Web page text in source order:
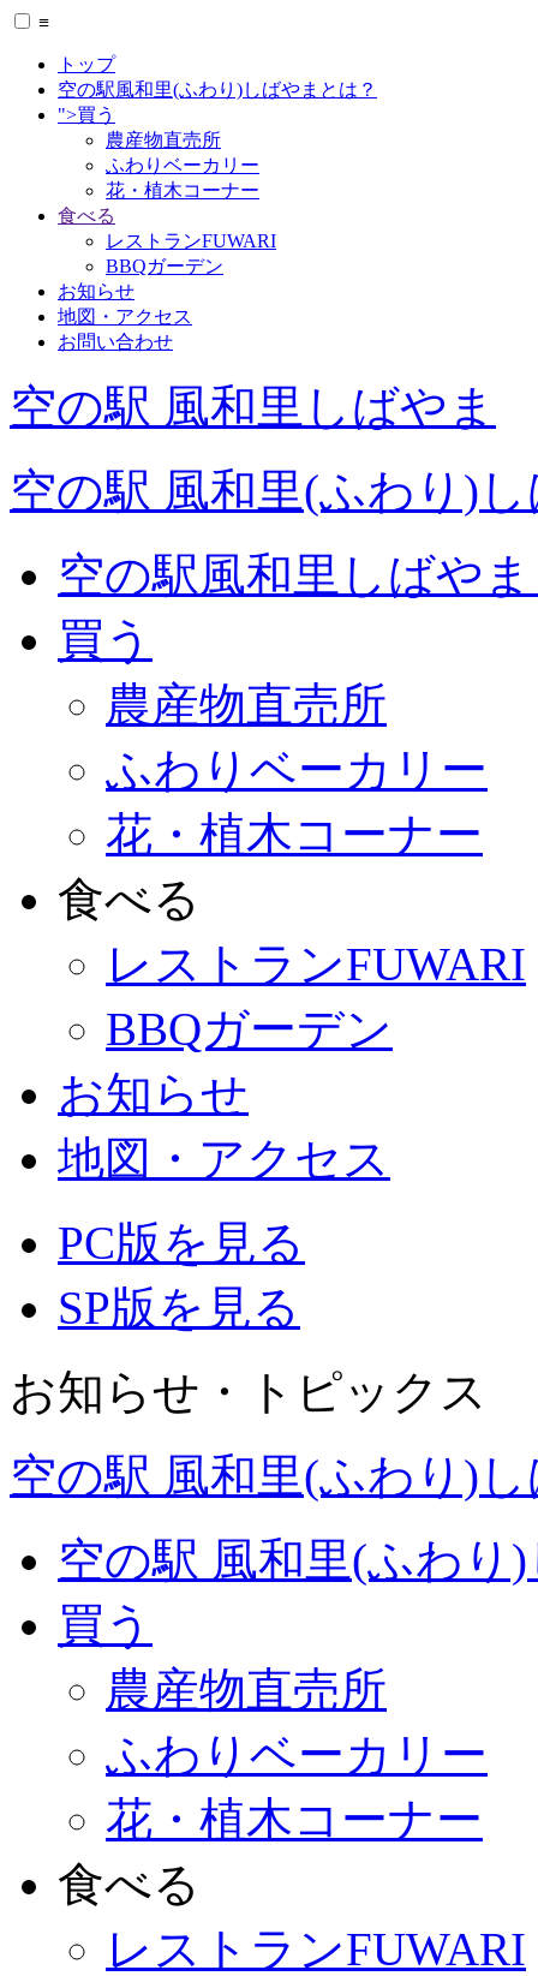
≡
トップ
空の駅風和里(ふわり)しばやまとは？
">買う
農産物直売所
ふわりベーカリー
花・植木コーナー
食べる
レストランFUWARI
BBQガーデン
お知らせ
地図・アクセス
お問い合わせ
空の駅 風和里しばやま
空の駅 風和里(ふわり)
空の駅風和里しばや
買う
農産物直売所
ふわりベーカリー
花・植木コーナー
食べる
レストランFUWARI
BBQガーデン
お知らせ
地図・アクセス
PC版を見る
SP版を見る
お知らせ・トピックス
空の駅 風和里(ふわり)
空の駅 風和里(ふわり
買う
農産物直売所
ふわりベーカリー
花・植木コーナー
食べる
レストランFUWARI